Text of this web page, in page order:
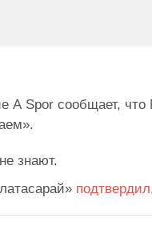
A Spor сообщает,
знают.
подтвердил